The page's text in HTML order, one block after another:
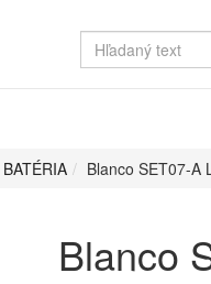
Blanco SET07-A
Blanco